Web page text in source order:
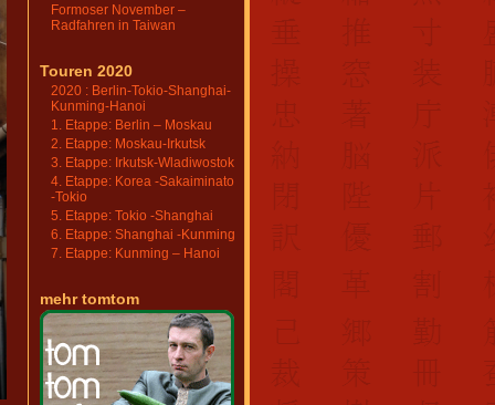
Formoser November –
Radfahren in Taiwan
Touren 2020
2020 : Berlin-Tokio-Shanghai-
Kunming-Hanoi
1. Etappe: Berlin – Moskau
2. Etappe: Moskau-Irkutsk
3. Etappe: Irkutsk-Wladiwostok
4. Etappe: Korea -Sakaiminato
-Tokio
5. Etappe: Tokio -Shanghai
6. Etappe: Shanghai -Kunming
7. Etappe: Kunming – Hanoi
mehr tomtom